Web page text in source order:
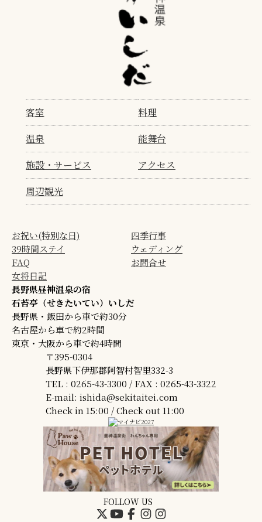
長野県昼神温泉の宿
石苔亭（せきたいてい）いしだ
長野県・飯田から車で約30分
名古屋から車で約2時間
東京・大阪から車で約4時間
客室
料理
温泉
能舞台
施設・サービス
アクセス
周辺観光
お祝い(特別な日)
四季行事
39時間ステイ
ウェディング
FAQ
お問合せ
女将日記
〒395-0304
長野県下伊那郡阿智村智里332-3
TEL : 0265-43-3300 / FAX : 0265-43-3322
E-mail: ishida@sekitaitei.com
Check in 15:00 / Check out 11:00
FOLLOW US